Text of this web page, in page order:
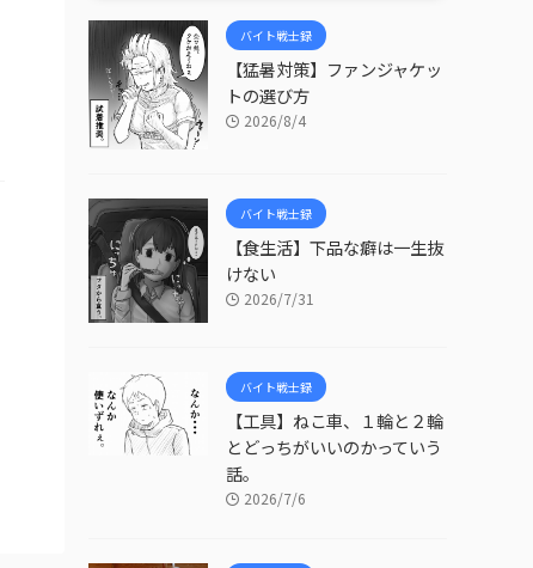
バイト戦士録
【猛暑対策】ファンジャケッ
トの選び方
2026/8/4
バイト戦士録
【食生活】下品な癖は一生抜
けない
2026/7/31
バイト戦士録
【工具】ねこ車、１輪と２輪
とどっちがいいのかっていう
話。
2026/7/6